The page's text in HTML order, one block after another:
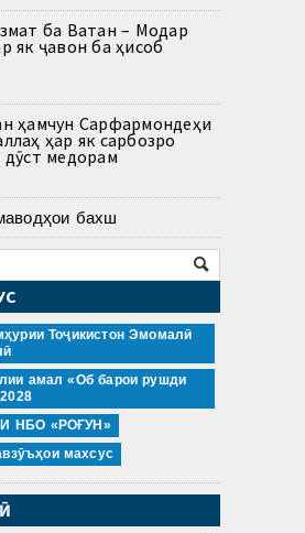
ба Ватан – Модар
як ҷавон ба ҳисоб
ҳамчун Сарфармондеҳи
ҳар як сарбозро
медорам
бахш
Тоҷикистон Эмомалӣ
амал «Об барои рушди
НБО «РОҒУН»
махсус